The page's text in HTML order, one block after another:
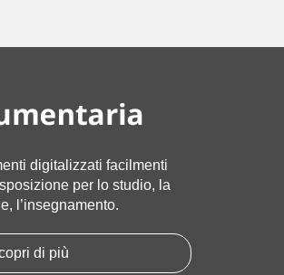
digitalizzati facilmenti
per lo studio, la
l’insegnamento.
di più